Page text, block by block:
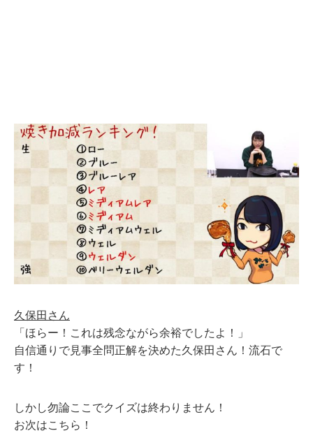
久保田さん
「ほらー！これは残念ながら余裕でしたよ！」
自信通りで見事全問正解を決めた久保田さん！流石で
す！
しかし勿論ここでクイズは終わりません！
お次はこちら！